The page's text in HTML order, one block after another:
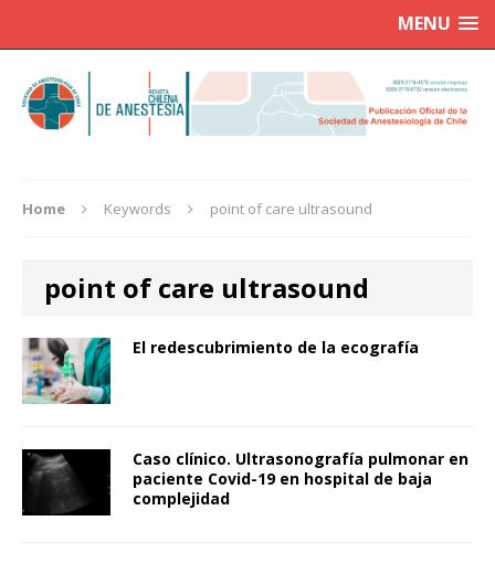
MENU
Home Keywords point of care ultrasound
point of care ultrasound
El redescubrimiento de la ecografía
Caso clínico. Ultrasonografía pulmonar en
paciente Covid-19 en hospital de baja
complejidad